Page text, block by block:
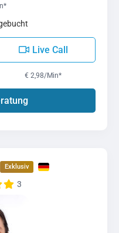
*
Live Call
€ 2,98/Min*
3